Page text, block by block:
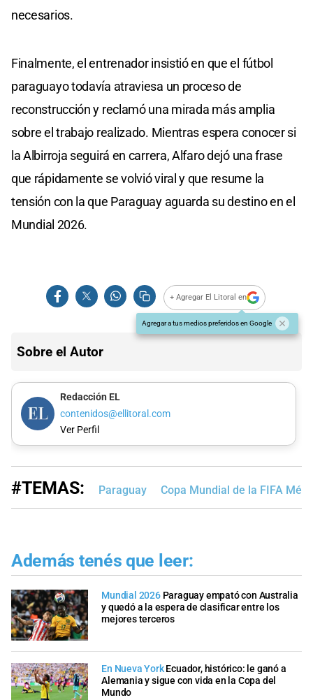
necesarios.
Finalmente, el entrenador insistió en que el fútbol
paraguayo todavía atraviesa un proceso de
reconstrucción y reclamó una mirada más amplia
sobre el trabajo realizado. Mientras espera conocer si
la Albirroja seguirá en carrera, Alfaro dejó una frase
que rápidamente se volvió viral y que resume la
tensión con la que Paraguay aguarda su destino en el
Mundial 2026.
+ Agregar El Litoral en
Agregar a tus medios preferidos en Google
Sobre el Autor
Redacción EL
contenidos@ellitoral.com
Ver Perfil
#TEMAS: Paraguay Copa Mundial de la FIFA
Además tenés que leer:
Mundial 2026 Paraguay empató con Australia
y quedó a la espera de clasificar entre los
mejores terceros
En Nueva York Ecuador, histórico: le ganó a
Alemania y sigue con vida en la Copa del
Mundo